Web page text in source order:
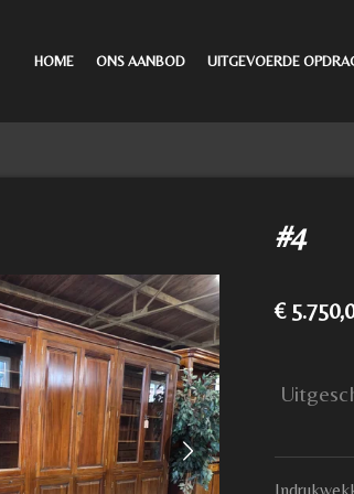
HOME ONS AANBOD UITGEVOERDE
#4
€